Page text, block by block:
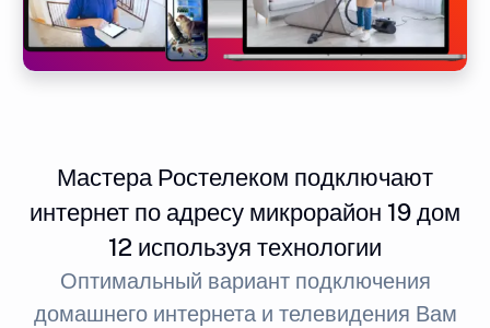
Мастера Ростелеком подключают
интернет по адресу микрорайон 19 дом
12 используя технологии
Оптимальный вариант подключения
домашнего интернета и телевидения Вам